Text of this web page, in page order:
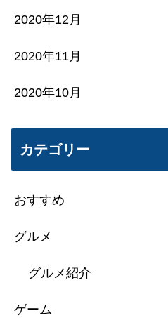
2020年12月
2020年11月
2020年10月
カテゴリー
おすすめ
グルメ
グルメ紹介
ゲーム